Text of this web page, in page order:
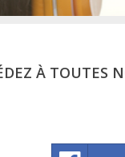
À TOUTES